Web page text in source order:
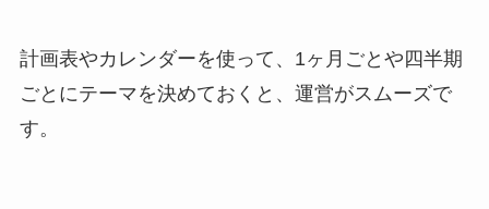
計画表やカレンダーを使って、1ヶ月ごとや四半期
ごとにテーマを決めておくと、運営がスムーズで
す。